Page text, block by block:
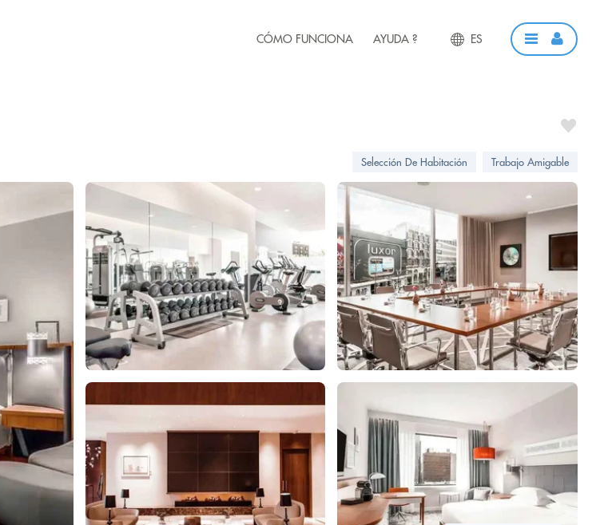
CÓMO FUNCIONA AYUDA ? ES
Selección De Habitación Trabajo Amigable